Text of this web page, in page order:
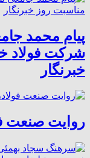
پیام محمد
شرکت فولاد
خبرنگار
روایت صنعت